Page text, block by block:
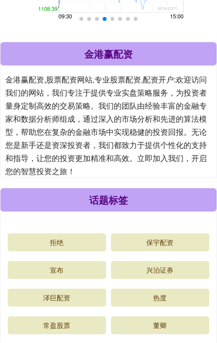
金港赢配资
金港赢配资,股票配资网站,专业股票配资,配资开户:欢迎访问
我们的网站，我们专注于提供专业实盘策略服务，为投资者
量身定制高效的交易策略。我们的团队由经验丰富的金融专
家和数据分析师组成，通过深入的市场分析和先进的算法模
型，帮助您在复杂的金融市场中实现稳健的投资回报。无论
您是新手还是资深投资者，我们都致力于提供个性化的支持
和指导，让您的投资更加精准和高效。立即加入我们，开启
您的智慧投资之旅！
话题标签
拒绝 保宇配资
宣布 兴泊证券
泽巨配资 热度
常盈股票 董卿